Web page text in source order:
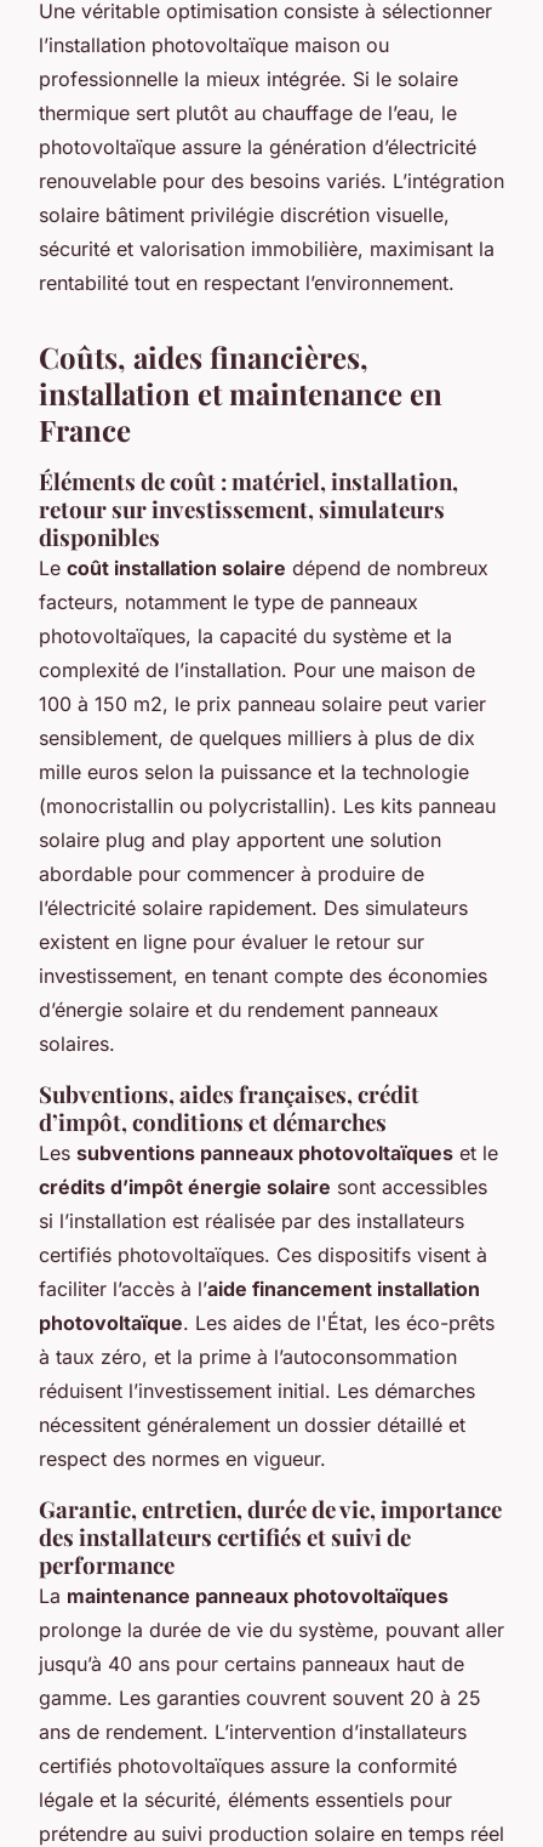
Une véritable optimisation consiste à sélectionner
l’installation photovoltaïque maison ou
professionnelle la mieux intégrée. Si le solaire
thermique sert plutôt au chauffage de l’eau, le
photovoltaïque assure la génération d’électricité
renouvelable pour des besoins variés. L’intégration
solaire bâtiment privilégie discrétion visuelle,
sécurité et valorisation immobilière, maximisant la
rentabilité tout en respectant l’environnement.
Coûts, aides financières,
installation et maintenance en
France
Éléments de coût : matériel, installation,
retour sur investissement, simulateurs
disponibles
Le coût installation solaire dépend de nombreux
facteurs, notamment le type de panneaux
photovoltaïques, la capacité du système et la
complexité de l’installation. Pour une maison de
100 à 150 m2, le prix panneau solaire peut varier
sensiblement, de quelques milliers à plus de dix
mille euros selon la puissance et la technologie
(monocristallin ou polycristallin). Les kits panneau
solaire plug and play apportent une solution
abordable pour commencer à produire de
l’électricité solaire rapidement. Des simulateurs
existent en ligne pour évaluer le retour sur
investissement, en tenant compte des économies
d’énergie solaire et du rendement panneaux
solaires.
Subventions, aides françaises, crédit
d’impôt, conditions et démarches
Les subventions panneaux photovoltaïques et le
crédits d’impôt énergie solaire sont accessibles
si l’installation est réalisée par des installateurs
certifiés photovoltaïques. Ces dispositifs visent à
faciliter l’accès à l’aide financement installation
photovoltaïque. Les aides de l'État, les éco-prêts
à taux zéro, et la prime à l’autoconsommation
réduisent l’investissement initial. Les démarches
nécessitent généralement un dossier détaillé et
respect des normes en vigueur.
Garantie, entretien, durée de vie, importance
des installateurs certifiés et suivi de
performance
La maintenance panneaux photovoltaïques
prolonge la durée de vie du système, pouvant aller
jusqu’à 40 ans pour certains panneaux haut de
gamme. Les garanties couvrent souvent 20 à 25
ans de rendement. L’intervention d’installateurs
certifiés photovoltaïques assure la conformité
légale et la sécurité, éléments essentiels pour
prétendre au suivi production solaire en temps réel